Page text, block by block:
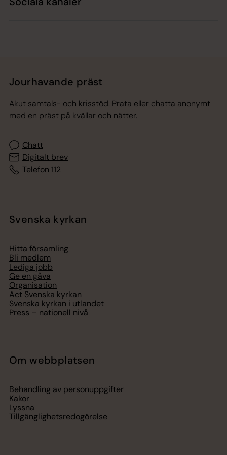
Jourhavande präst
Akut samtals- och krisstöd. Prata eller chatta anonymt
med en präst på kvällar och nätter.
Chatt
Digitalt brev
Telefon 112
Svenska kyrkan
Hitta församling
Bli medlem
Lediga jobb
Ge en gåva
Organisation
Act Svenska kyrkan
Svenska kyrkan i utlandet
Press – nationell nivå
Om webbplatsen
Behandling av personuppgifter
Kakor
Lyssna
Tillgänglighetsredogörelse